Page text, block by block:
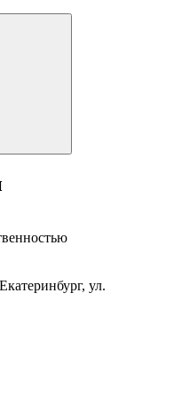
ул.